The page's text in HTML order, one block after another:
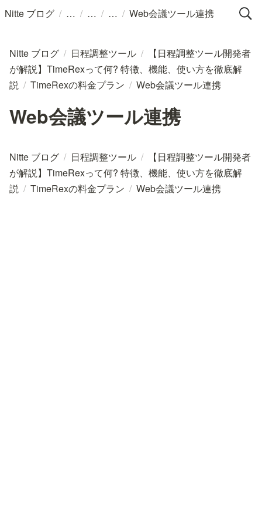
Nitte ブログ / / / / Web会議ツール連携
Nitte ブログ / 日程調整ツール /
【日程調整ツール開発者
が解説】TimeRexって何? 特徴、機能、使い方を徹底解
説 / TimeRexの料金プラン / Web会議ツール連携
Web会議ツール連携
Nitte ブログ / 日程調整ツール /
【日程調整ツール開発者
が解説】TimeRexって何? 特徴、機能、使い方を徹底解
説 / TimeRexの料金プラン / Web会議ツール連携